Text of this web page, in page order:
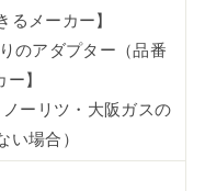
るメーカー】
のアダプター（品番
】
ーリツ・大阪ガスの
場合）